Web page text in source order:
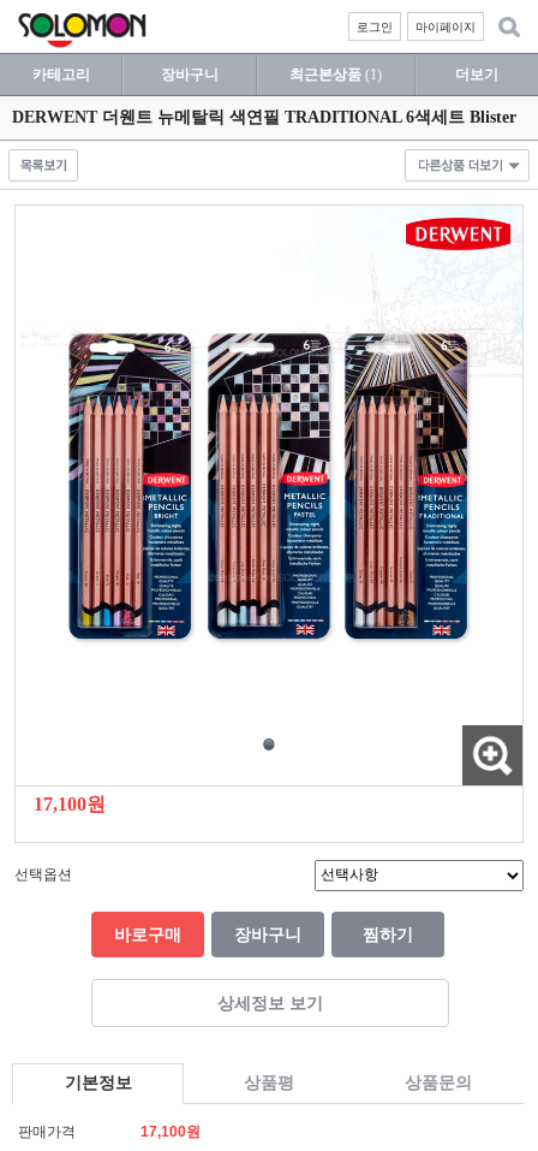
마이페이지
로그인
카테고리 장바구니 최근본상품 (1) 더보기
DERWENT 더웬트 뉴메탈릭 색연필 TRADITIONAL 6색세트 Blister
17,100원
선택옵션
바로구매 장바구니 찜하기
상세정보 보기
기본정보 상품평 상품문의
판매가격
17,100원